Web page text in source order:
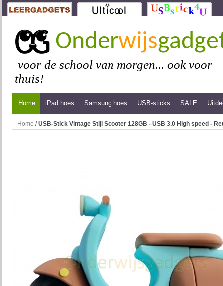
Onderwijs
voor de school van morgen... ook voor
thuis!
Home iPad hoes Samsung hoes USB-sticks SALE
Home /USB-Stick Vintage Stijl Scooter 128GB - USB 3.0 High speed -